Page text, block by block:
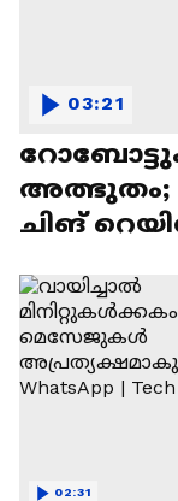
അത്ഭുതം;
ചിങ്
03:21
02:31